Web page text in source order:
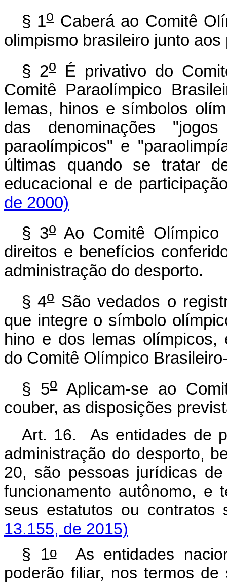
§ 1oCaberá ao Comitê
olimpismo brasileiro junto
§ 2oÉ privativo do
Comitê Paraolímpico
lemas, hinos e símbolos
das denominações
paraolímpicos" e
últimas quando se tratar
educacional e de
de 2000)
§ 3oAo Comitê Olímpico
direitos e benefícios
administração do desporto.
§ 4oSão vedados o
que integre o símbolo
hino e dos lemas olímpicos,
do Comitê Olímpico
§ 5oAplicam-se ao
couber, as disposições
Art. 16. As entidades de
administração do desporto,
20, são pessoas jurídicas
funcionamento autônomo, e
seus estatutos ou contratos
13.155, de 2015)
§ 1oAs entidades
poderão filiar, nos termos